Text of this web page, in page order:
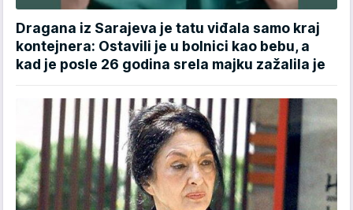
Dragana iz Sarajeva je tatu viđala samo kraj
kontejnera: Ostavili je u bolnici kao bebu, a
kad je posle 26 godina srela majku zažalila je